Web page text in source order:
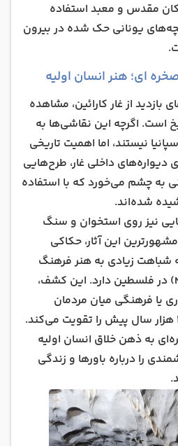
مقدس و معبد استفاده
یونانی حک شده در بیرون
ای؛ هنر انسان اولیه
از غار کارائین، مشاهده
است. اگرچه این نقاشی‌ها به
نیستند، اما اهمیت تاریخی
دیواره‌های داخلی غار، طرح‌هایی
به چشم می‌خورد که با استفاده
شده‌اند.
نیز روی استخوان و سنگ
این آثار، حکاکی
زیادی به هنر فرهنگ
ناتوفی (Natufian culture) در فلسطین دارد. این کشف،
یا فرهنگی میان مردمان
آناتولی و شام در حدود 11 هزار سال پیش را تقویت می‌کند.
به ذهن خلاق انسان اولیه
را درباره باورها و زندگی